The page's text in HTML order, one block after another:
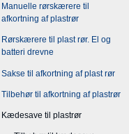
Manuelle rørskærere til
afkortning af plastrør
Rørskærere til plast rør. El og
batteri drevne
Sakse til afkortning af plast rør
Tilbehør til afkortning af plastrør
Kædesave til plastrør